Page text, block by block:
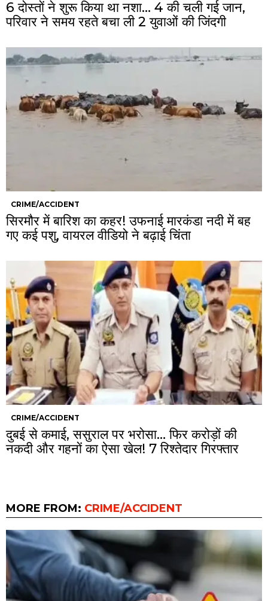
6 दोस्तों ने शुरू किया था नशा… 4 की चली गई जान,
परिवार ने समय रहते बचा ली 2 युवाओं की जिंदगी
CRIME/ACCIDENT
सिरमौर में बारिश का कहर! उफनाई मारकंडा नदी में बह
गए कई पशु, वायरल वीडियो ने बढ़ाई चिंता
CRIME/ACCIDENT
दुबई से कमाई, ससुराल पर भरोसा… फिर करोड़ों की
नकदी और गहनों का ऐसा खेल! 7 रिश्तेदार गिरफ्तार
MORE FROM: CRIME/ACCIDENT